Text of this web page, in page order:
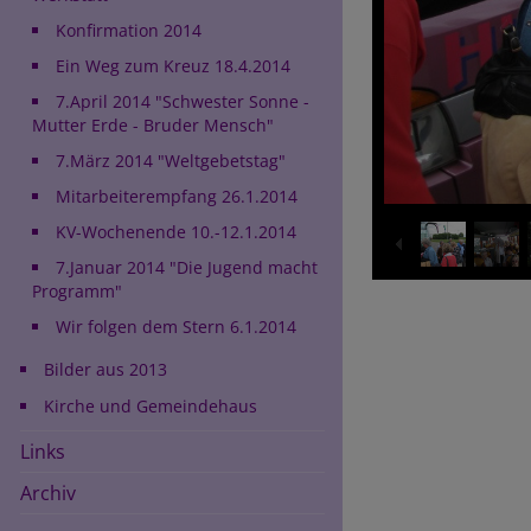
Konfirmation 2014
Ein Weg zum Kreuz 18.4.2014
7.April 2014 "Schwester Sonne -
Mutter Erde - Bruder Mensch"
7.März 2014 "Weltgebetstag"
Mitarbeiterempfang 26.1.2014
KV-Wochenende 10.-12.1.2014
7.Januar 2014 "Die Jugend macht
Programm"
Wir folgen dem Stern 6.1.2014
Bilder aus 2013
Kirche und Gemeindehaus
Links
Archiv